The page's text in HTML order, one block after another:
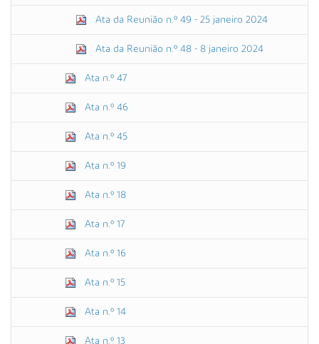
Ata da Reunião n.º 49 - 25 janeiro 2024
Ata da Reunião n.º 48 - 8 janeiro 2024
Ata n.º 47
Ata n.º 46
Ata n.º 45
Ata n.º 19
Ata n.º 18
Ata n.º 17
Ata n.º 16
Ata n.º 15
Ata n.º 14
Ata n.º 13